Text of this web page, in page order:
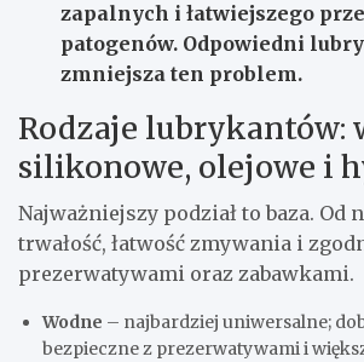
zapalnych i łatwiejszego
patogenów. Odpowiedni
zmniejsza ten problem.
Rodzaje lubrykantów:
silikonowe, olejowe i
Najważniejszy podział to baza. Od
trwałość, łatwość zmywania i
prezerwatywami oraz zabawkami.
Wodne – najbardziej uniwersalne;
bezpieczne z prezerwatywami i